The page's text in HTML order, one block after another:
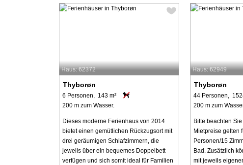
Haus: 62372
Thyborøn
6 Personen, 143 m²
200 m zum Wasser.
Dieses moderne Ferienhaus von 2014
bietet einen gemütlichen Rückzugsort mit
drei geräumigen Schlafzimmern, die
jeweils über ein bequemes Doppelbett
verfügen und sich somit ideal für Familien
Haus: 62949
Thyborøn
44 Personen,
200 m zum
Bitte beachten
Mietpreise gelten
Personen/15
Bad. Zusätzlich
mit jeweils